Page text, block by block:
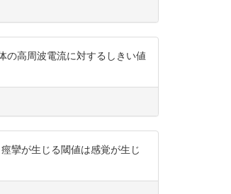
の高周波電流に対するしきい値
攣が生じる閾値は感覚が生じ